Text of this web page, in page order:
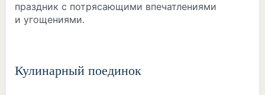
праздник с потрясающими впечатлениями
и угощениями.
Кулинарный поединок